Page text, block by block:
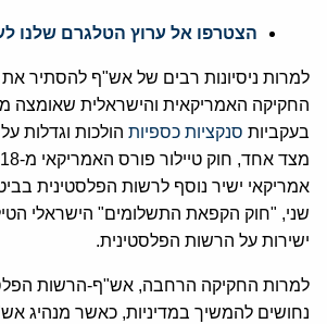
הצטרפו אל ערוץ הטלגרם שלנו
למרות ניסיונות רבים של אש"ף להסתיר
בעקביות סנקציות כספיות הולכות וגדלות
אמריקאי ישיר נוסף לרשות הפלסטינית
שני, "חוק הקפאת התשלומים" הישראלי
ישירות על הרשות הפלסטינית.
למרות החקיקה הרחבה, אש"ף-הרשות
נחושים להמשיך במדיניות, כאשר מנהיג